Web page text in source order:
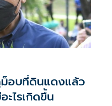
ม็อบที่ดินแดงแล้ว
ะไรเกิดขึ้น